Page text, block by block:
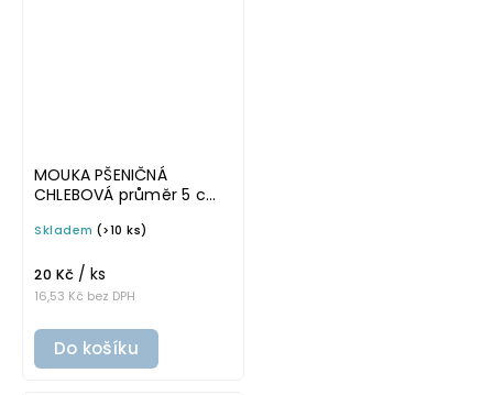
MOUKA PŠENIČNÁ
CHLEBOVÁ průměr 5 cm
písmu, omyvatelná
potravinové dózy
Skladem (>10 ks)
16,53 Kč bez DPH
20 Kč / ks
Do košíku